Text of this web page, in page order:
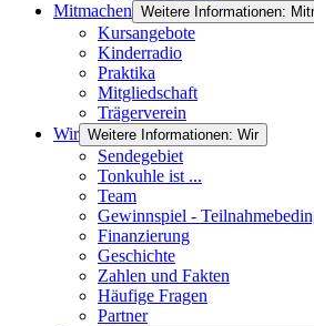
Mitmachen Weitere Informationen:
Kursangebote
Kinderradio
Praktika
Mitgliedschaft
Trägerverein
Wir Weitere Informationen: Wir
Sendegebiet
Tonkuhle ist ...
Team
Gewinnspiel -
Finanzierung
Geschichte
Zahlen und Fakten
Häufige Fragen
Partner